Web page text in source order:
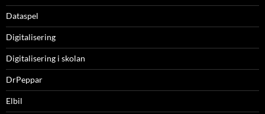
Dataspel
Digitalisering
Digitalisering i skolan
DrPeppar
Elbil